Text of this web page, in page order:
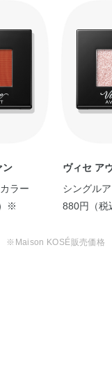
チの仲間入り♡】
のポーチ …
ウィンアイメイク7
スクを着 …
簡単にナチュラル
ンアイ♡】 …
ン
ラー
※
ヴィセ ア
シングル
880円（
※Maison KOSÉ販売価格